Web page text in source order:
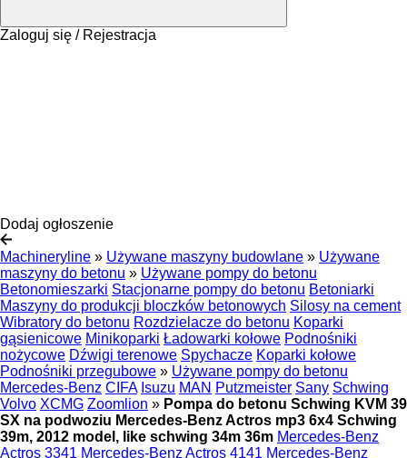
Zaloguj się / Rejestracja
Dodaj ogłoszenie
Machineryline » Używane maszyny budowlane » Używane
maszyny do betonu » Używane pompy do betonu
Betonomieszarki Stacjonarne pompy do betonu Betoniarki
Maszyny do produkcji bloczków betonowych Silosy na cement
Wibratory do betonu Rozdzielacze do betonu Koparki
gąsienicowe Minikoparki Ładowarki kołowe Podnośniki
nożycowe Dźwigi terenowe Spychacze Koparki kołowe
Podnośniki przegubowe » Używane pompy do betonu
Mercedes-Benz CIFA Isuzu MAN Putzmeister Sany Schwing
Volvo XCMG Zoomlion » Pompa do betonu Schwing KVM 39
SX na podwoziu Mercedes-Benz Actros mp3 6x4 Schwing
39m, 2012 model, like schwing 34m 36m Mercedes-Benz
Actros 3341 Mercedes-Benz Actros 4141 Mercedes-Benz